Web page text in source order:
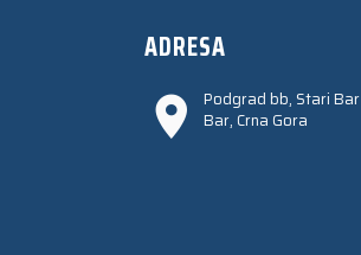
ADRESA
Podgrad bb, Stari Bar
Bar, Crna Gora